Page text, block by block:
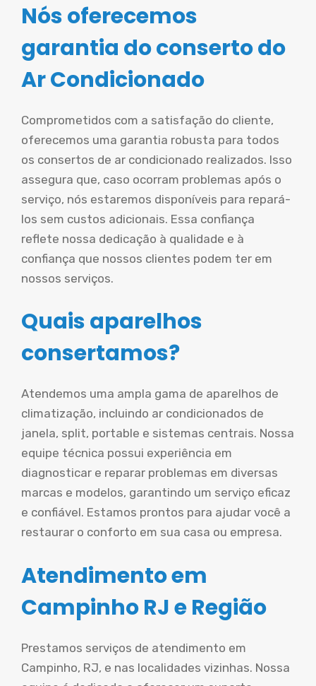
Nós oferecemos
garantia do conserto do
Ar Condicionado
Comprometidos com a satisfação do cliente,
oferecemos uma garantia robusta para todos
os consertos de ar condicionado realizados. Isso
assegura que, caso ocorram problemas após o
serviço, nós estaremos disponíveis para repará-
los sem custos adicionais. Essa confiança
reflete nossa dedicação à qualidade e à
confiança que nossos clientes podem ter em
nossos serviços.
Quais aparelhos
consertamos?
Atendemos uma ampla gama de aparelhos de
climatização, incluindo ar condicionados de
janela, split, portable e sistemas centrais. Nossa
equipe técnica possui experiência em
diagnosticar e reparar problemas em diversas
marcas e modelos, garantindo um serviço eficaz
e confiável. Estamos prontos para ajudar você a
restaurar o conforto em sua casa ou empresa.
Atendimento em
Campinho RJ e Região
Prestamos serviços de atendimento em
Campinho, RJ, e nas localidades vizinhas. Nossa